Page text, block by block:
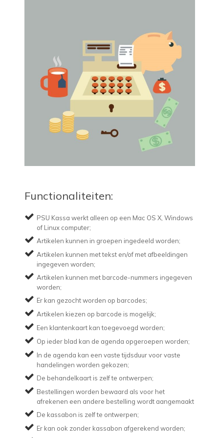
Functionaliteiten:
PSU Kassa werkt alleen op een Mac OS X, Windows
of Linux computer;
Artikelen kunnen in groepen ingedeeld worden;
Artikelen kunnen met tekst en/of met afbeeldingen
ingegeven worden;
Artikelen kunnen met barcode-nummers ingegeven
worden;
Er kan gezocht worden op barcodes;
Artikelen kiezen op barcode is mogelijk;
Een klantenkaart kan toegevoegd worden;
Op ieder blad kan de agenda opgeroepen worden;
In de agenda kan een vaste tijdsduur voor vaste
handelingen worden gekozen;
De behandelkaart is zelf te ontwerpen;
Bestellingen worden bewaard als voor het
afrekenen een andere bestelling wordt aangemaakt
De kassabon is zelf te ontwerpen;
Er kan ook zonder kassabon afgerekend worden;